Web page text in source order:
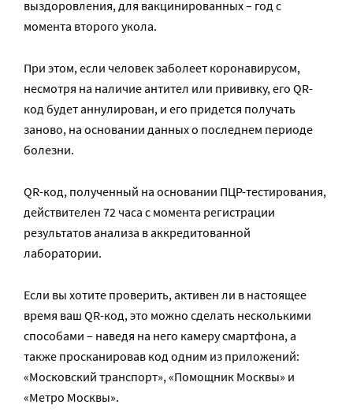
выздоровления, для вакцинированных – год с
момента второго укола.
При этом, если человек заболеет коронавирусом,
несмотря на наличие антител или прививку, его QR-
код будет аннулирован, и его придется получать
заново, на основании данных о последнем периоде
болезни.
QR-код, полученный на основании ПЦР-тестирования,
действителен 72 часа с момента регистрации
результатов анализа в аккредитованной
лаборатории.
Если вы хотите проверить, активен ли в настоящее
время ваш QR-код, это можно сделать несколькими
способами – наведя на него камеру смартфона, а
также просканировав код одним из приложений:
«Московский транспорт», «Помощник Москвы» и
«Метро Москвы».